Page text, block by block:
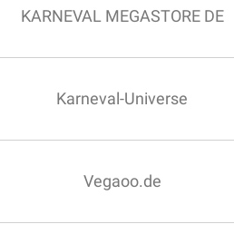
KARNEVAL MEGASTORE DE
Karneval-Universe
Vegaoo.de